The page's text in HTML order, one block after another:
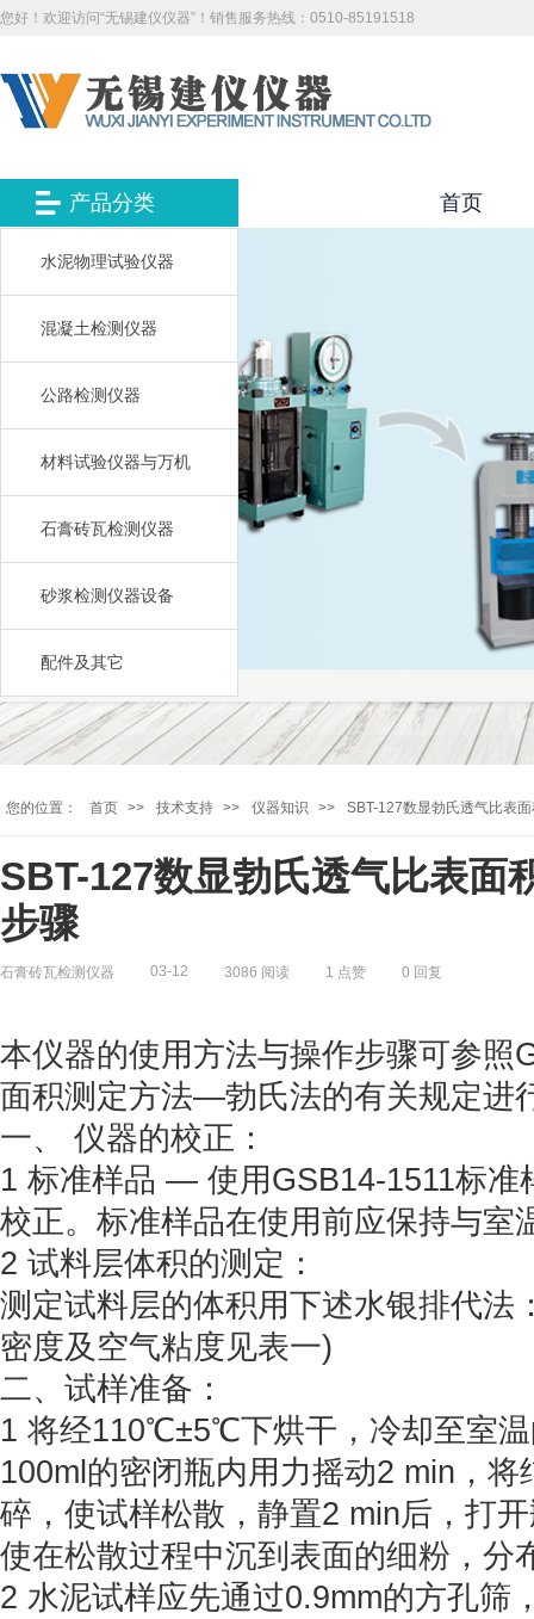
您好！欢迎访问“无锡建仪仪器”！销售服务热线：0510-85191518
产品分类
水泥物理试验仪器
混凝土检测仪器
公路检测仪器
材料试验仪器与万机
石膏砖瓦检测仪器
砂浆检测仪器设备
配件及其它
首页
您的位置： 首页 >> 技术支持 >> 仪器知识 >> SBT-127数显勃氏透气比表
SBT-127数显勃氏透气比表面
步骤
石膏砖瓦检测仪器 03-12 3086 阅读 1 点赞 0 回复
本仪器的使用方法与操作步骤可参照
面积测定方法—勃氏法的有关规定进
一、 仪器的校正：
1 标准样品 — 使用GSB14-1511标准
校正。标准样品在使用前应保持与室
2 试料层体积的测定：
测定试料层的体积用下述水银排代法
密度及空气粘度见表一)
二、试样准备：
1 将经110℃±5℃下烘干，冷却至室
100ml的密闭瓶内用力摇动2 min，将
碎，使试样松散，静置2 min后，打
使在松散过程中沉到表面的细粉，分
2 水泥试样应先通过0.9mm的方孔